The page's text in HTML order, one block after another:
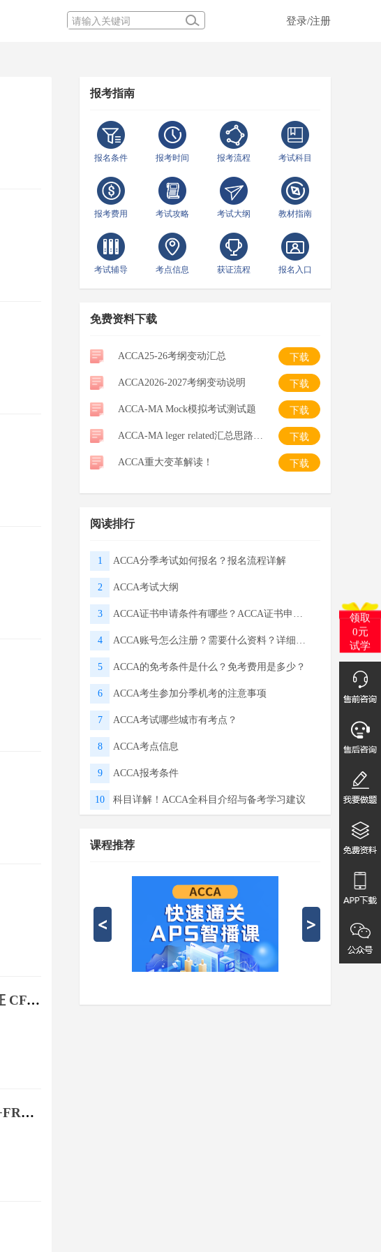
登录/注册
【成就更好的自己】UCL 魏同学：伦敦大学学院金融硕士，持证 CFA 一级，ACCA 顺利通过 11 门，以双证书构建国际化财会金融体系
【成就更好的自己】苏大万同学：金融专业多元成长，雅思 7.0+FRM一级在手，入围全国 ACCA 财智精英赛，顺利通关6门ACCA
报考指南
报名条件 报考时间 报考流程 考试科目
报考费用 考试攻略 考试大纲 教材指南
考试辅导 考点信息 获证流程 报名入口
免费资料下载
ACCA25-26考纲变动汇总 下载
ACCA2026-2027考纲变动说明 下载
ACCA-MA Mock模拟考试测试题 下载
ACCA-MA leger related汇总思路整理-笔记 下载
ACCA重大变革解读！ 下载
阅读排行
1 ACCA分季考试如何报名？报名流程详解
2 ACCA考试大纲
3 ACCA证书申请条件有哪些？ACCA证书申请流程
4 ACCA账号怎么注册？需要什么资料？详细流程
5 ACCA的免考条件是什么？免考费用是多少？
6 ACCA考生参加分季机考的注意事项
7 ACCA考试哪些城市有考点？
8 ACCA考点信息
9 ACCA报考条件
10 科目详解！ACCA全科目介绍与备考学习建议
课程推荐
领取
0元
试学